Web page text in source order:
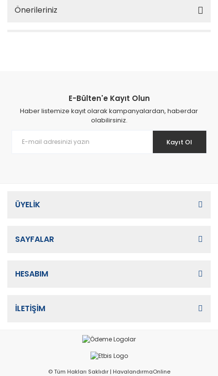
Önerileriniz
E-Bülten'e Kayıt Olun
Haber listemize kayıt olarak kampanyalardan, haberdar
olabilirsiniz.
Kayıt Ol
ÜYELİK
SAYFALAR
HESABIM
İLETİŞİM
© Tüm Hakları Saklıdır | HavalandırmaOnline